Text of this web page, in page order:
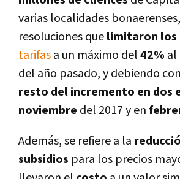
varias localidades
resoluciones quelimitaron los
tarifasa un máximo del42% al
del año pasado, y debiendo
resto del incremento en dos
noviembre del 2017 y en
Además, se refiere a la
subsidios para los precios